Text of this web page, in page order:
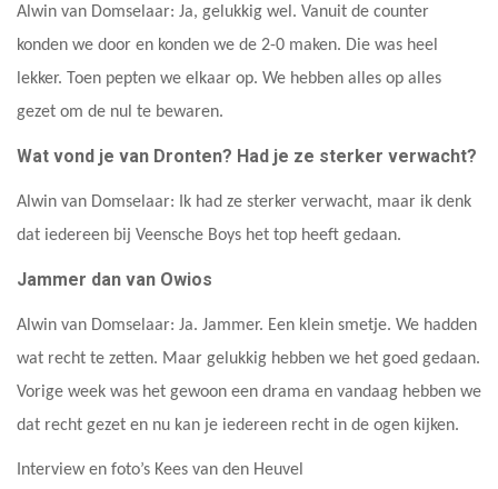
Alwin van Domselaar: Ja, gelukkig wel. Vanuit de counter
konden we door en konden we de 2-0 maken. Die was heel
lekker. Toen pepten we elkaar op. We hebben alles op alles
gezet om de nul te bewaren.
Wat vond je van Dronten? Had je ze sterker verwacht?
Alwin van Domselaar: Ik had ze sterker verwacht, maar ik denk
dat iedereen bij Veensche Boys het top heeft gedaan.
Jammer dan van Owios
Alwin van Domselaar: Ja. Jammer. Een klein smetje. We hadden
wat recht te zetten. Maar gelukkig hebben we het goed gedaan.
Vorige week was het gewoon een drama en vandaag hebben we
dat recht gezet en nu kan je iedereen recht in de ogen kijken.
Interview en foto’s Kees van den Heuvel